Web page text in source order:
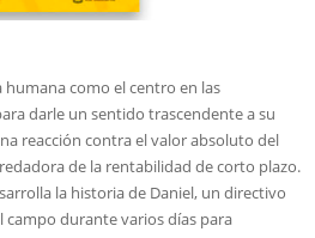
humana como el centro en las
darle un sentido trascendente a su
reacción contra el valor absoluto del
de la rentabilidad de corto plazo.
la historia de Daniel, un directivo
durante varios días para